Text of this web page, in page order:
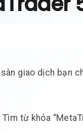
giao dịch bạn
từ khóa